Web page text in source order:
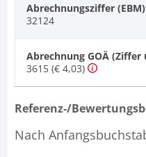
Abrechnungsziffer
32124
Abrechnung GOÄ (Ziffer
3615 (€ 4,03)
Referenz-/
Nach